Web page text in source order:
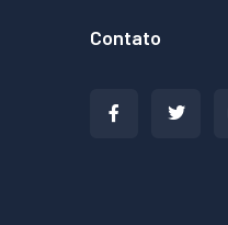
Contato